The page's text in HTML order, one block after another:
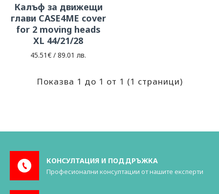
Калъф за движещи
глави CASE4ME cover
for 2 moving heads
XL 44/21/28
45.51€ / 89.01 лв.
Показва 1 до 1 от 1 (1 страници)
КОНСУЛТАЦИЯ И ПОДДРЪЖКА
Професионални консултации от нашите експерти